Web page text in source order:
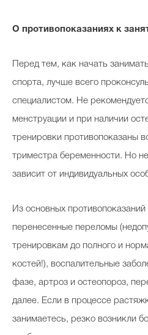
О противопоказаниях к
Перед тем, как начать
спорта, лучше всего
специалистом. Не
менструации и при наличии
тренировки противопоказаны
триместра беременности. Но
зависит от индивидуальных
Из основных
перенесенные переломы
тренировкам до полного и
костей!), воспалительные
фазе, артроз и остеопороз,
далее. Если в процессе
занимаетесь, резко возникли